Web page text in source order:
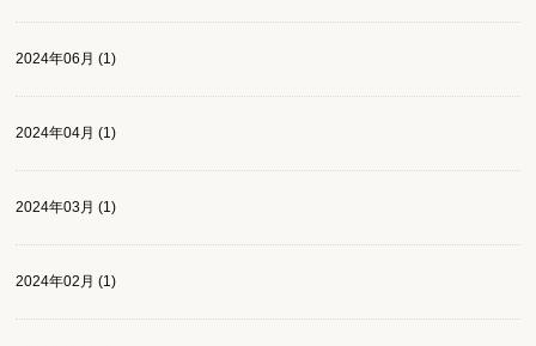
2024年06月 (1)
2024年04月 (1)
2024年03月 (1)
2024年02月 (1)